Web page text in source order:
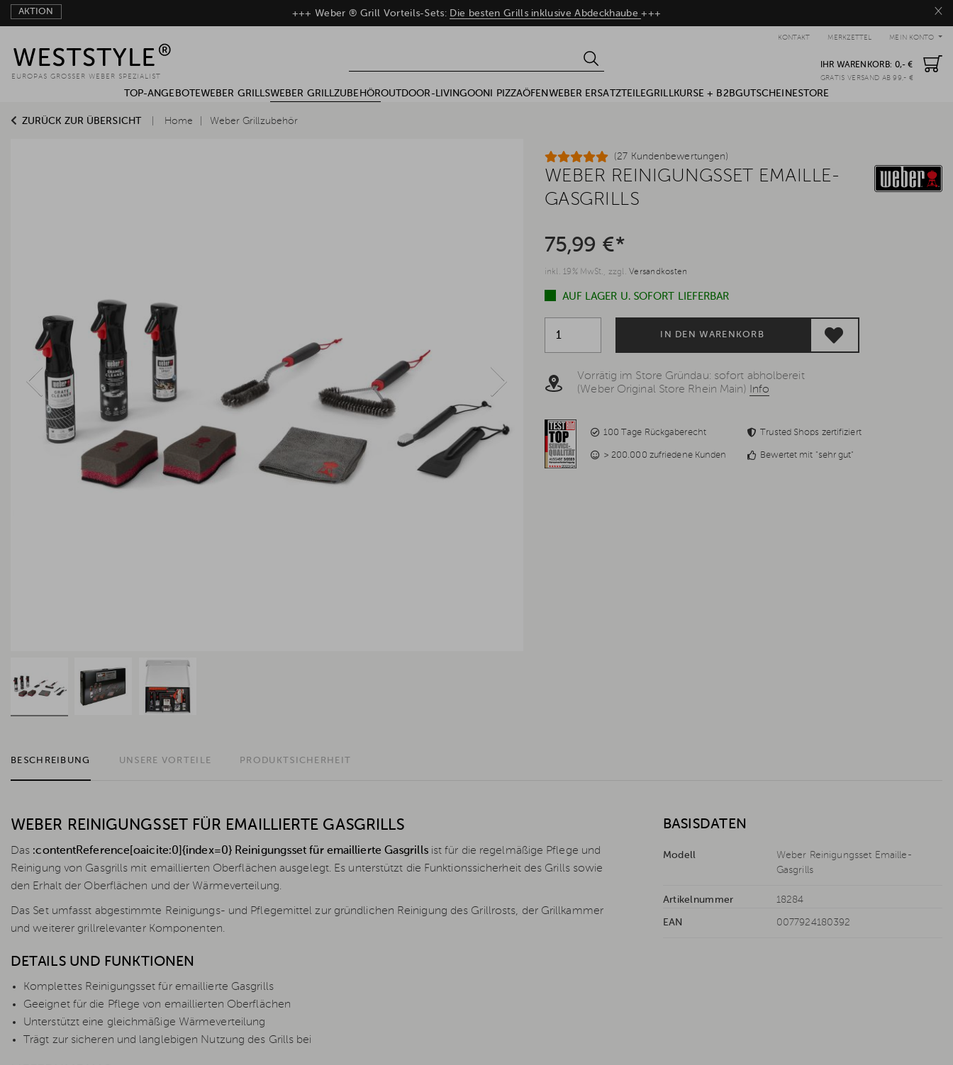
AKTION ×
+++ Weber ® Grill Vorteils-Sets: Die besten Grills inklusive Abdeckhaube+++
MEIN KONTO
MERKZETTEL
KONTAKT
IHR WARENKORB: 0,- €
GRATIS VERSAND AB 99,- €
EUROPAS GROSSER WEBER SPEZIALIST
TOP-ANGEBOTEWEBER GRILLSWEBER GRILLZUBEHÖROUTDOOR-LIVINGOONI PIZZAÖFEN WEBER ERSATZTEILEGRILLKURSE + B2BGUTSCHEINESTORE
ZURÜCK ZUR ÜBERSICHT Home Weber Grillzubehör
(27 Kundenbewertungen)
WEBER REINIGUNGSSET EMAILLE-
GASGRILLS
75,99 €*
inkl. 19% MwSt., zzgl.Versandkosten
AUF LAGER U. SOFORT LIEFERBAR
IN DEN WARENKORB
Vorrätig im Store Gründau: sofort abholbereit
(Weber Original Store Rhein Main)
Info
100 Tage Rückgaberecht Trusted Shops zertifiziert
> 200.000 zufriedene Kunden Bewertet mit "sehr gut"
BESCHREIBUNG UNSERE VORTEILE PRODUKTSICHERHEIT
WEBER REINIGUNGSSET FÜR EMAILLIERTE GASGRILLS
Das :contentReference[oaicite:0]{index=0} Reinigungsset für emaillierte Gasgrillsist für die regelmäßige Pflege und
Reinigung von Gasgrills mit emaillierten Oberflächen ausgelegt. Es unterstützt die Funktionssicherheit des Grills sowie
den Erhalt der Oberflächen und der Wärmeverteilung.
Das Set umfasst abgestimmte Reinigungs- und Pflegemittel zur gründlichen Reinigung des Grillrosts, der Grillkammer
und weiterer grillrelevanter Komponenten.
DETAILS UND FUNKTIONEN
Komplettes Reinigungsset für emaillierte Gasgrills
Geeignet für die Pflege von emaillierten Oberflächen
Unterstützt eine gleichmäßige Wärmeverteilung
Trägt zur sicheren und langlebigen Nutzung des Grills bei
BASISDATEN
Modell
Weber Reinigungsset Emaille-
Gasgrills
Artikelnummer 18284
EAN 0077924180392